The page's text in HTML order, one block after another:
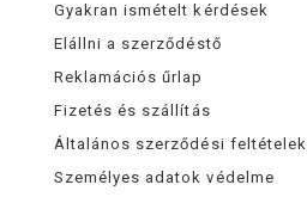
Gyakran ismételt kérdések
Elállni a szerződéstő
Reklamációs űrlap
Fizetés és szállítás
Általános szerződési feltételek
Személyes adatok védelme